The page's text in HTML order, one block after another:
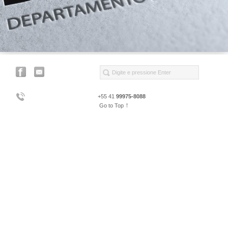
+55 41 99975-8088
Go to Top ↑